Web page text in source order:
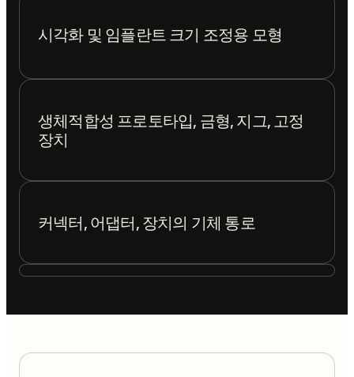
시각화 및 임플란트 크기 조정용 모형
생체적합성 프로토타입, 금형, 지그, 고정
장치
커넥터, 어댑터, 장치의 기체 통로